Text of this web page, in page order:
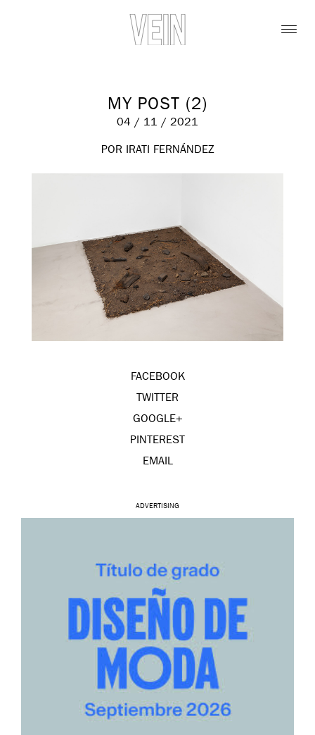
MY POST (2)
04 / 11 / 2021
POR IRATI FERNÁNDEZ
FACEBOOK
TWITTER
GOOGLE+
PINTEREST
EMAIL
ADVERTISING